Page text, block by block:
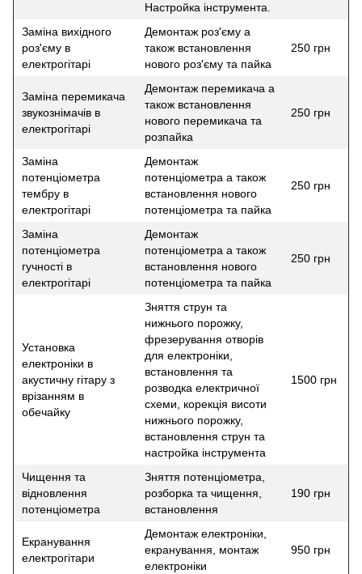
Настройка інструмента.
Заміна вихідного
роз'єму в
електрогітарі
Демонтаж роз'єму а
також встановлення
нового роз'єму та пайка
250 грн
Заміна перемикача
звукознімачів в
електрогітарі
Демонтаж перемикача а
також встановлення
нового перемикача та
розпайка
250 грн
Заміна
потенціометра
тембру в
електрогітарі
Демонтаж
потенціометра а також
встановлення нового
потенціометра та пайка
250 грн
Заміна
потенціометра
гучності в
електрогітарі
Демонтаж
потенціометра а також
встановлення нового
потенціометра та пайка
250 грн
Установка
електроніки в
акустичну гітару з
врізанням в
обечайку
Зняття струн та
нижнього порожку,
фрезерування отворів
для електроніки,
встановлення та
розводка електричної
схеми, корекція висоти
нижнього порожку,
встановлення струн та
настройка інструмента
1500 грн
Чищення та
відновлення
потенціометра
Зняття потенціометра,
розборка та чищення,
встановлення
190 грн
Екранування
електрогітари
Демонтаж електроніки,
екранування, монтаж
електроніки
950 грн